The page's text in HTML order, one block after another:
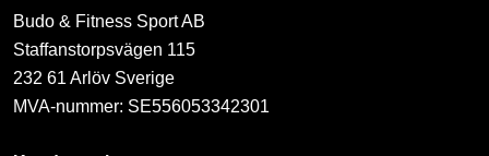
Budo & Fitness Sport AB
Staffanstorpsvägen 115
232 61 Arlöv Sverige
MVA-nummer: SE556053342301